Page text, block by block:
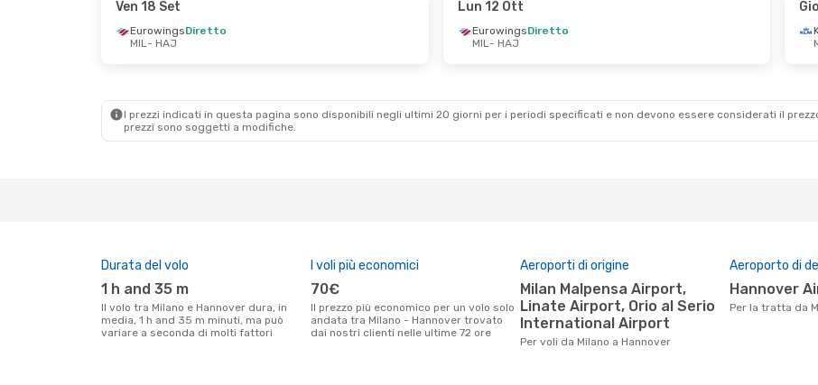
Diretto
MIL- HAJ
Eurowings Diretto
Ven 18 Set
EurowingsDiretto
MIL- HAJ
Lun 12 Ott
EurowingsDiretto
MIL- HAJ
I prezzi indicati in questa pagina sono disponibili negli ultimi 20 giorni per i periodi specificati e non devono essere considerati il
prezzi sono soggetti a modifiche.
Durata del volo
1 h and 35 m
Il volo tra Milano e Hannover dura, in
media, 1 h and 35 m minuti, ma può
variare a seconda di molti fattori
I voli più economici
70€
Il prezzo più economico per un volo solo
andata tra Milano - Hannover trovato
dai nostri clienti nelle ultime 72 ore
Aeroporti di origine
Milan Malpensa Airport,
Linate Airport, Orio al Serio
International Airport
Per voli da Milano a Hannover
Aeroporto di
Hannover
Per la tratta da